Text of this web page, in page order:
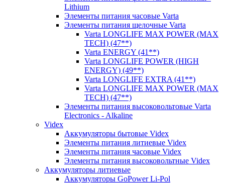
Lithium
Элементы питания часовые Varta
Элементы питания щелочные Varta
Varta LONGLIFE MAX POWER (MAX
TECH) (47**)
Varta ENERGY (41**)
Varta LONGLIFE POWER (HIGH
ENERGY) (49**)
Varta LONGLIFE EXTRA (41**)
Varta LONGLIFE MAX POWER (MAX
TECH) (47**)
Элементы питания высоковольтовые Varta
Electronics - Alkaline
Videx
Аккумуляторы бытовые Videx
Элементы питания литиевые Videx
Элементы питания часовые Videx
Элементы питания высоковольтные Videx
Аккумуляторы литиевые
Аккумуляторы GoPower Li-Pol